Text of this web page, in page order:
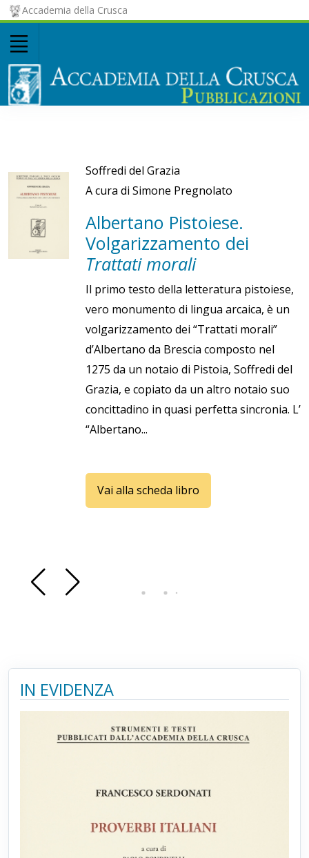
Accademia della Crusca
Soffredi del Grazia
A cura di Simone Pregnolato
Albertano Pistoiese.
Volgarizzamento dei
Trattati morali
Il primo testo della letteratura pistoiese,
vero monumento di lingua arcaica, è un
volgarizzamento dei “Trattati morali”
d’Albertano da Brescia composto nel
1275 da un notaio di Pistoia, Soffredi del
Grazia, e copiato da un altro notaio suo
concittadino in quasi perfetta sincronia. L’
“Albertano...
Vai alla scheda libro
IN EVIDENZA